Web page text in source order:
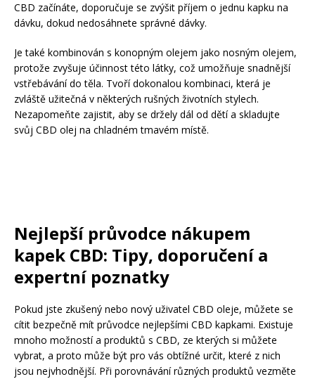
CBD začínáte, doporučuje se zvýšit příjem o jednu kapku na
dávku, dokud nedosáhnete správné dávky.
Je také kombinován s konopným olejem jako nosným olejem,
protože zvyšuje účinnost této látky, což umožňuje snadnější
vstřebávání do těla. Tvoří dokonalou kombinaci, která je
zvláště užitečná v některých rušných životních stylech.
Nezapomeňte zajistit, aby se držely dál od dětí a skladujte
svůj CBD olej na chladném tmavém místě.
Nejlepší průvodce nákupem
kapek CBD: Tipy, doporučení a
expertní poznatky
Pokud jste zkušený nebo nový uživatel CBD oleje, můžete se
cítit bezpečně mít průvodce nejlepšími CBD kapkami. Existuje
mnoho možností a produktů s CBD, ze kterých si můžete
vybrat, a proto může být pro vás obtížné určit, které z nich
jsou nejvhodnější. Při porovnávání různých produktů vezměte